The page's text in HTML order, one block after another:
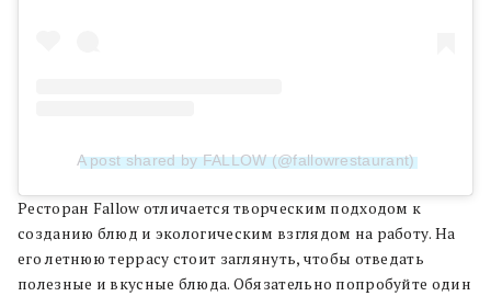
A post shared by FALLOW (@fallowrestaurant)
Ресторан Fallow отличается творческим подходом к
созданию блюд и экологическим взглядом на работу. На
его летнюю террасу стоит заглянуть, чтобы отведать
полезные и вкусные блюда. Обязательно попробуйте один